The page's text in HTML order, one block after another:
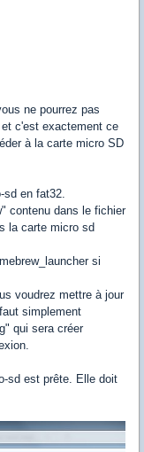
ne pourrez pas
et c'est exactement ce
à la carte micro SD
sd en fat32.
contenu dans le fichier
la carte micro sd
si
voudrez mettre à jour
simplement
qui sera créer
sd est prête. Elle doit